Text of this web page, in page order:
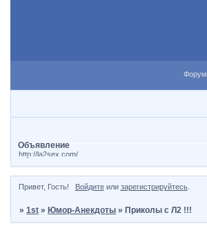
Форум
Объявление
http://la2sex.com/
Привет, Гость! Войдитеили зарегистрируйтесь.
»1st » Юмор-Анекдоты » Приколы с Л2 !!!